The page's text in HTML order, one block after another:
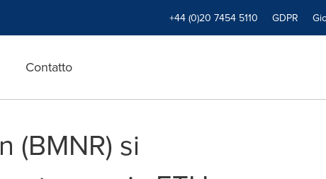
+44 (0)20 7454 5110 GDPR
Contatto
(BMNR) si